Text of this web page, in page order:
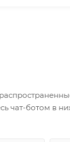
чат-ботом в